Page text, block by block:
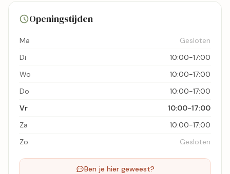
Bekijk kaart
Openingstijden
Ma
Gesloten
Di
10:00-17:00
Wo
10:00-17:00
Do
10:00-17:00
Vr
10:00-17:00
Za
10:00-17:00
Zo
Gesloten
Ben je hier geweest?